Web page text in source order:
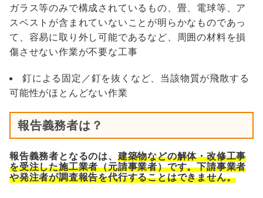
ガラス等のみで構成されているもの、畳、電球等、ア
スベストが含まれていないことが明らかなものであっ
て、容易に取り外し可能であるなど、周囲の材料を損
傷させない作業が不要な工事
釘による固定／釘を抜くなど、当該物質が飛散する
可能性がほとんどない作業
報告義務者は？
報告義務者となるのは、 建築物などの解体・改修工事
を受注した施工業者（元請事業者）です。下請事業者
や発注者が調査報告を代行することはできません。